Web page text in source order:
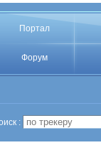
Портал
Форум
: